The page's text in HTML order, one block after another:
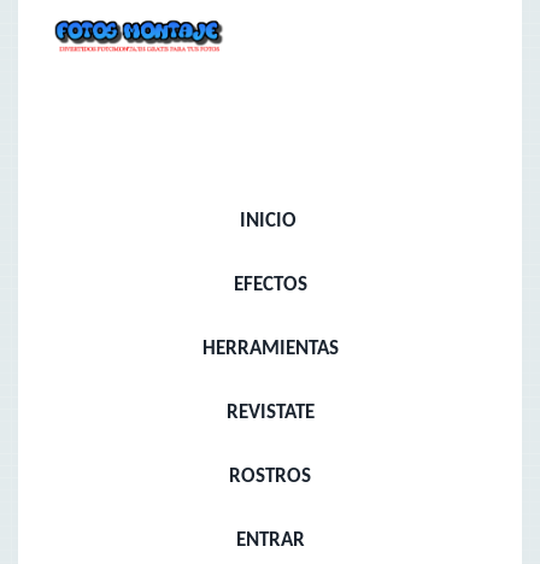
INICIO
EFECTOS
HERRAMIENTAS
REVISTATE
ROSTROS
ENTRAR